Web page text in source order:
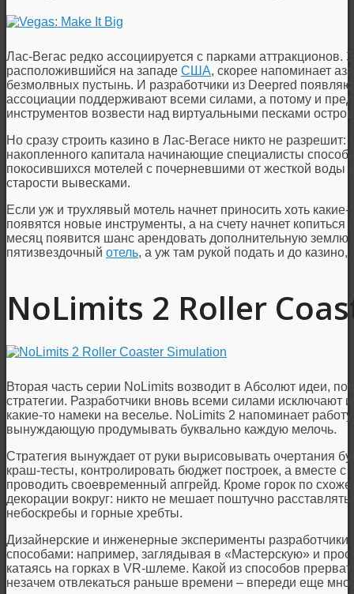
Лас-Вегас редко ассоциируется с парками аттракционов.
расположившийся на западе США, скорее напоминает
безмолвных пустынь. И разработчики из Deepred
ассоциации поддерживают всеми силами, а потому и
инструментов возвести над виртуальными песками
Но сразу строить казино в Лас-Вегасе никто не
накопленного капитала начинающие специалисты
покосившихся мотелей с почерневшими от жесткой воды
старости вывесками.
Если уж и трухлявый мотель начнет приносить хоть
появятся новые инструменты, а на счету начнет
месяц появится шанс арендовать дополнительную
пятизвездочный отель, а уж там рукой подать и до казино,
NoLimits 2 Roller
Вторая часть серии NoLimits возводит в Абсолют идеи,
стратегии. Разработчики вновь всеми силами исключают
какие-то намеки на веселье. NoLimits 2 напоминает
вынуждающую продумывать буквально каждую мелочь.
Стратегия вынуждает от руки вырисовывать очертания
краш-тесты, контролировать бюджет построек, а вместе с
проводить своевременный апгрейд. Кроме горок по
декорации вокруг: никто не мешает поштучно
небоскребы и горные хребты.
Дизайнерские и инженерные эксперименты
способами: например, заглядывая в «Мастерскую» и
катаясь на горках в VR-шлеме. Какой из способов
незачем отвлекаться раньше времени – впереди еще